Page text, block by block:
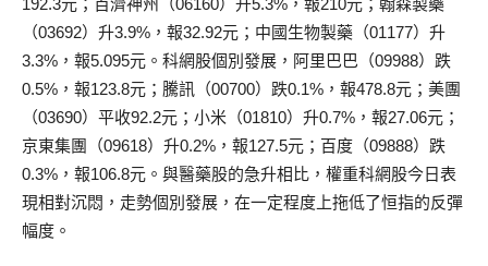
（03692）升3.9%，報32.92元；中國生物製藥（01177）升
3.3%，報5.095元。科網股個別發展，阿里巴巴（09988）跌
0.5%，報123.8元；騰訊（00700）跌0.1%，報478.8元；美團
（03690）平收92.2元；小米（01810）升0.7%，報27.06元；
京東集團（09618）升0.2%，報127.5元；百度（09888）跌
0.3%，報106.8元。與醫藥股的急升相比，權重科網股今日表
現相對沉悶，走勢個別發展，在一定程度上拖低了恒指的反彈
幅度。